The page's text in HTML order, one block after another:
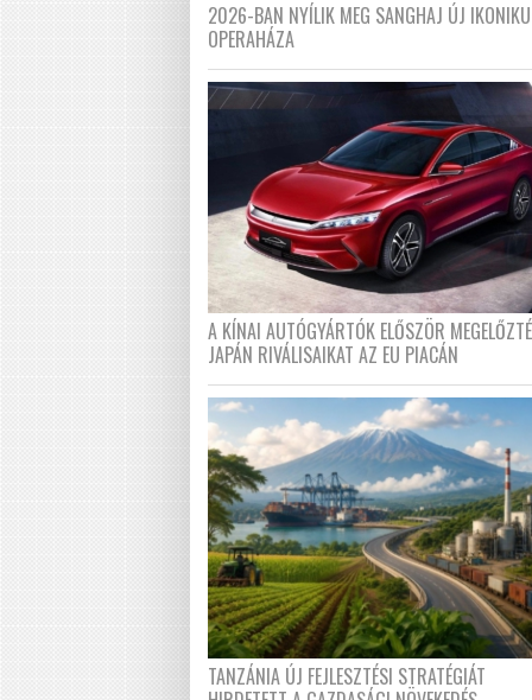
2026-BAN NYÍLIK MEG SANGHAJ ÚJ
OPERAHÁZA
A KÍNAI AUTÓGYÁRTÓK ELŐSZÖR
JAPÁN RIVÁLISAIKAT AZ EU PIACÁN
TANZÁNIA ÚJ FEJLESZTÉSI STRATÉGIÁT